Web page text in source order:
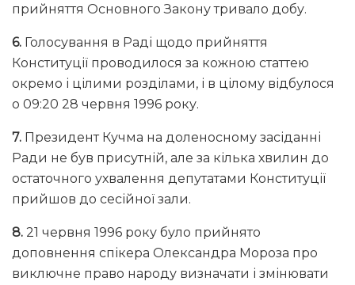
прийняття Основного Закону тривало добу.
6. Голосування в Раді щодо прийняття
Конституції проводилося за кожною статтею
окремо і цілими розділами, і в цілому відбулося
о 09:20 28 червня 1996 року.
7. Президент Кучма на доленосному засіданні
Ради не був присутній, але за кілька хвилин до
остаточного ухвалення депутатами Конституції
прийшов до сесійної зали.
8. 21 червня 1996 року було прийнято
доповнення спікера Олександра Мороза про
виключне право народу визначати і змінювати